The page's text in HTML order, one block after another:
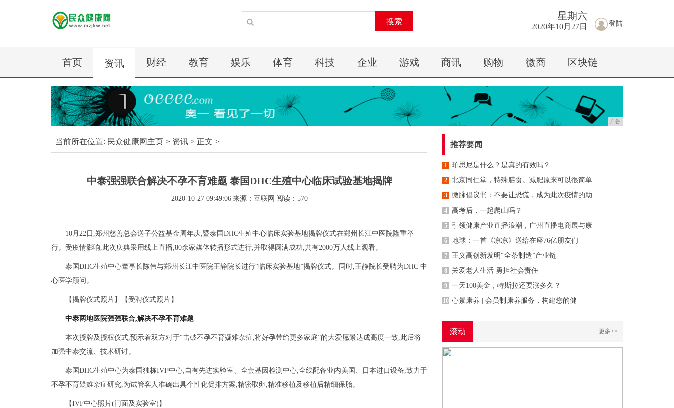
搜索 登陆
星期六
2020年10月27日
首页 资讯 财经 教育 娱乐 体育 科技 企业 游戏 商讯 购物 微商 区块链
广告
当前所在位置: 民众健康网主页 > 资讯 > 正文 >
中泰强强联合解决不孕不育难题 泰国DHC生殖中心临床试验基地揭牌
2020-10-27 09:49:06 来源：互联网 阅读：570
10月22日,郑州慈善总会送子公益基金周年庆,暨泰国DHC生殖中心临床实验基地揭牌仪式在郑州长江中医院隆重举
行。受疫情影响,此次庆典采用线上直播,80余家媒体转播形式进行,并取得圆满成功,共有2000万人线上观看。
泰国DHC生殖中心董事长陈伟与郑州长江中医院王静院长进行“临床实验基地”揭牌仪式。同时,王静院长受聘为DHC 中
心医学顾问。
【揭牌仪式照片】【受聘仪式照片】
中泰两地医院强强联合,解决不孕不育难题
本次授牌及授权仪式,预示着双方对于“击破不孕不育疑难杂症,将好孕带给更多家庭”的大爱愿景达成高度一致,此后将
加强中泰交流、技术研讨。
泰国DHC生殖中心为泰国独栋IVF中心,自有先进实验室、全套基因检测中心,全线配备业内美国、日本进口设备,致力于
不孕不育疑难杂症研究,为试管客人准确出具个性化促排方案,精密取卵,精准移植及移植后精细保胎。
【IVF中心照片(门面及实验室)】
推荐要闻
1 珀思尼是什么？是真的有效吗？
2 北京同仁堂，特殊膳食。减肥原来可以很简单
3 微脉倡议书：不要让恐慌，成为此次疫情的助
4 高考后，一起爬山吗？
5 引领健康产业直播浪潮，广州直播电商展与康
6 地球：一首《凉凉》送给在座76亿朋友们
7 王义高创新发明“全茶制造”产业链
8 关爱老人生活 勇担社会责任
9 一天100美金，特斯拉还要涨多久？
10 心景康养 | 会员制康养服务，构建您的健
滚动 更多>>